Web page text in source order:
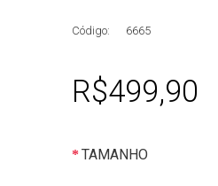
Código: 6665
R$499,90
TAMANHO